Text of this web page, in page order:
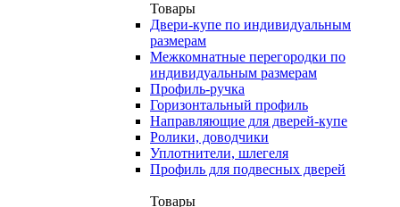
Товары
Двери-купе по индивидуальным
размерам
Межкомнатные перегородки по
индивидуальным размерам
Профиль-ручка
Горизонтальный профиль
Направляющие для дверей-купе
Ролики, доводчики
Уплотнители, шлегеля
Профиль для подвесных дверей
Товары